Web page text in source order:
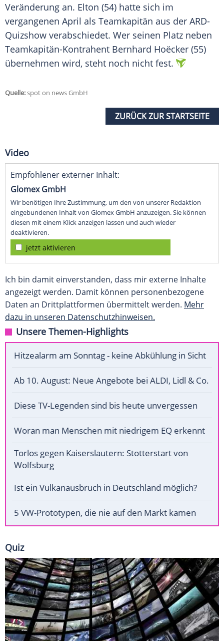
Veränderung an. Elton (54) hatte sich im
vergangenen April als Teamkapitän aus der ARD-
Quizshow verabschiedet. Wer seinen Platz neben
Teamkapitän-Kontrahent Bernhard Hoëcker (55)
übernehmen wird, steht noch nicht fest.
Quelle:spot on news GmbH
ZURÜCK ZUR STARTSEITE
Video
Empfohlener externer Inhalt:
Glomex GmbH
Wir benötigen Ihre Zustimmung, um den von unserer Redaktion
eingebundenen Inhalt von Glomex GmbH anzuzeigen. Sie können
diesen mit einem Klick anzeigen lassen und auch wieder
deaktivieren.
jetzt aktivieren
Ich bin damit einverstanden, dass mir externe Inhalte
angezeigt werden. Damit können personenbezogene
Daten an Drittplattformen übermittelt werden. Mehr
dazu in unseren Datenschutzhinweisen.
Unsere Themen-Highlights
Hitzealarm am Sonntag - keine Abkühlung in Sicht
Ab 10. August: Neue Angebote bei ALDI, Lidl & Co.
Diese TV-Legenden sind bis heute unvergessen
Woran man Menschen mit niedrigem EQ erkennt
Torlos gegen Kaiserslautern: Stotterstart von
Wolfsburg
Ist ein Vulkanausbruch in Deutschland möglich?
5 VW-Prototypen, die nie auf den Markt kamen
Quiz